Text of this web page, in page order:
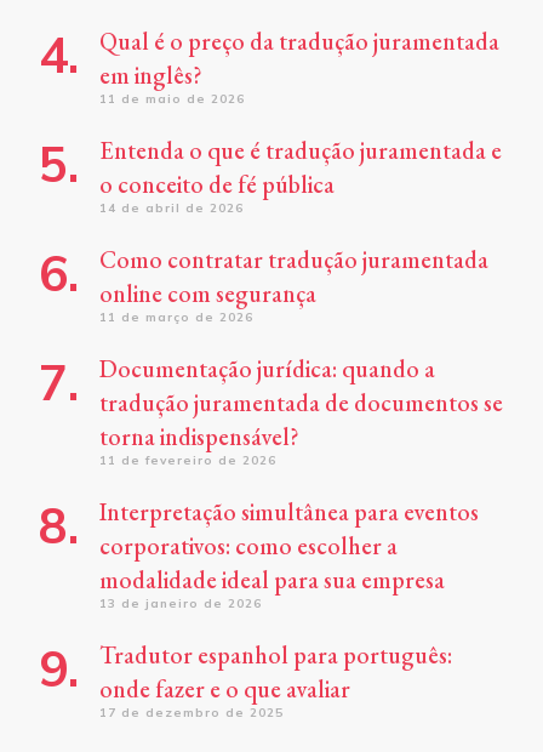
Qual é o preço da tradução juramentada
em inglês?
11 de maio de 2026
Entenda o que é tradução juramentada e
o conceito de fé pública
14 de abril de 2026
Como contratar tradução juramentada
online com segurança
11 de março de 2026
Documentação jurídica: quando a
tradução juramentada de documentos se
torna indispensável?
11 de fevereiro de 2026
Interpretação simultânea para eventos
corporativos: como escolher a
modalidade ideal para sua empresa
13 de janeiro de 2026
Tradutor espanhol para português:
onde fazer e o que avaliar
17 de dezembro de 2025